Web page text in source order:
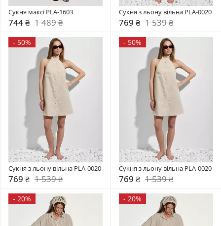
Сукня максі PLA-1603
744 ₴ 1 489 ₴
Сукня з льону вільна PLA-0020
769 ₴ 1 539 ₴
- 50%
Сукня з льону вільна PLA-0020
769 ₴ 1 539 ₴
- 50%
Сукня з льону вільна PLA-0020
769 ₴ 1 539 ₴
- 20% - 20%